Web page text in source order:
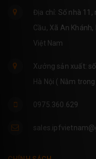
Địa chỉ: Số nhà 11,
Cầu, Xã An
Việt Nam
Xưởng sản xuất:
Hà Nội ( Nằm
0975.360.629